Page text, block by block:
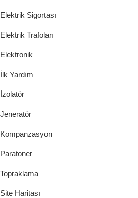
Elektrik Sigortası
Elektrik Trafoları
Elektronik
İlk Yardım
İzolatör
Jeneratör
Kompanzasyon
Paratoner
Topraklama
Site Haritası